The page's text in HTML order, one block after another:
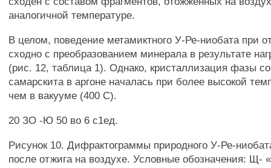
аналогичной температуре.
В целом, поведение метамиктного У-Ре-ниобата при
сходно с преобразованием минерала в результате
(рис. 12, таблица 1). Однако, кристаллизация фазы со
самарскита в аргоне началась при более высокой
чем в вакууме (400 С).
20 ЗО -Ю 50 во 6 с1ед.
Рисунок 10. Дифрактограммы природного У-Ре-
после отжига на воздухе. Условные обозначения: Щ-